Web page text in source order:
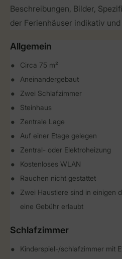
Beschreibungen, Bilder,
der Ferienhäuser indikativ
Allgemein
Circa 75 m²
Aneinandergebaut
Zwei Schlafzimmer
Steinhaus
Zentrale Lage
Auf einer Etage gelegen
Zentral- oder Elektroheizung
Kostenloses WLAN
Rauchen nicht gestattet
Zwei Haustiere sind in einigen
eine Gebühr erlaubt
Schlafzimmer
Kinderspiel-/schlafzimmer mit